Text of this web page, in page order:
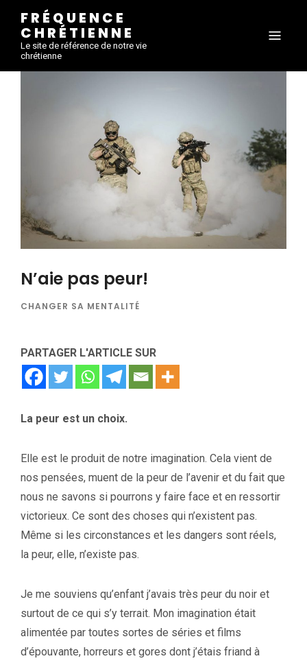
FRÉQUENCE
CHRÉTIENNE
Le site de référence de notre vie
chrétienne
N’aie pas peur!
CHANGER SA MENTALITÉ
PARTAGER L'ARTICLE SUR
La peur est un choix.
Elle est le produit de notre imagination. Cela vient de
nos pensées, muent de la peur de l’avenir et du fait que
nous ne savons si pourrons y faire face et en ressortir
victorieux. Ce sont des choses qui n’existent pas.
Même si les circonstances et les dangers sont réels,
la peur, elle, n’existe pas.
Je me souviens qu’enfant j’avais très peur du noir et
surtout de ce qui s’y terrait. Mon imagination était
alimentée par toutes sortes de séries et films
d’épouvante, horreurs et gores dont j’étais friand à